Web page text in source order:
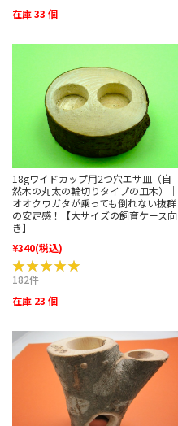
在庫 33 個
18gワイドカップ用2つ穴エサ皿（自
然木の丸太の輪切りタイプの皿木）｜
オオクワガタが乗っても倒れない抜群
の安定感！【大サイズの飼育ケース向
き】
¥340(税込)
★★★★★
★★★★★
182件
在庫 23 個